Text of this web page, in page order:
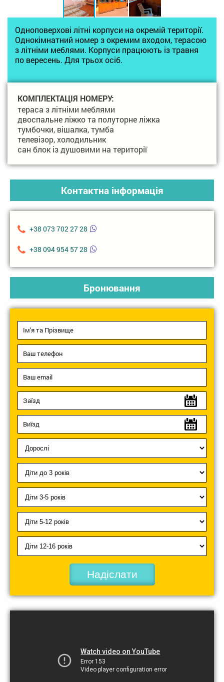
Одноповерхові літні корпуси на окремій території.
Однокімнатний номер з окремим входом, терасою
з літніми меблями. Корпуси працюють із травня
по вересень. Для трьох осіб.
КОМПЛЕКТАЦІЯ НОМЕРУ:
тераса з літніми меблями
двоспальне ліжко та полуторне ліжка
тумбочки, вішалка, тумба
телевізор, холодильник
сан блок із душовими на території
Контактна інформація
+38 073 702 27 28
+38 094 954 57 28
Бронювання
Надіслати